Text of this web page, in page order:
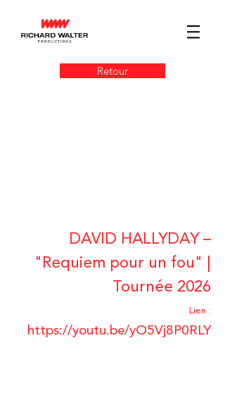
Retour
DAVID HALLYDAY –
"Requiem pour un fou" |
Tournée 2026
Lien :
https://youtu.be/yO5Vj8P0RLY